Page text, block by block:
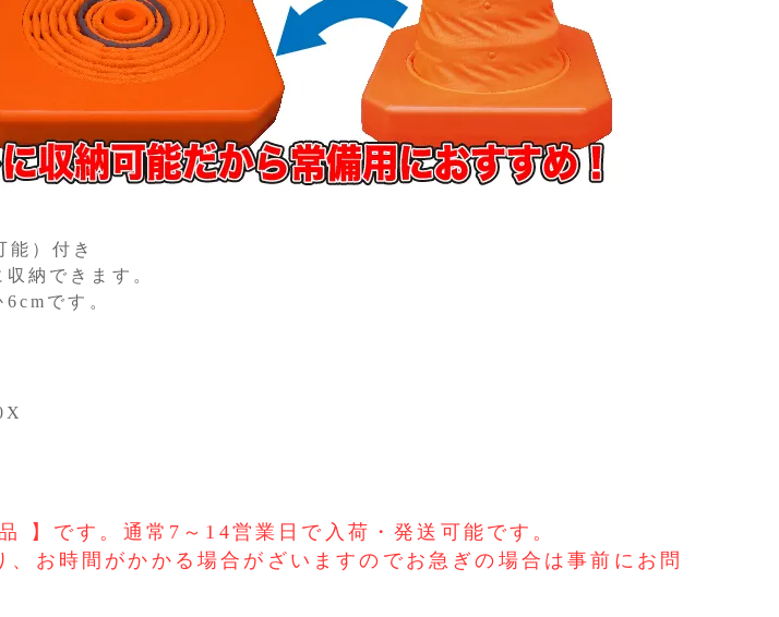
能）付き
納できます。
です。
】です。通常7～14営業日で入荷・発送可能です。
お時間がかかる場合がざいますのでお急ぎの場合は事前にお問